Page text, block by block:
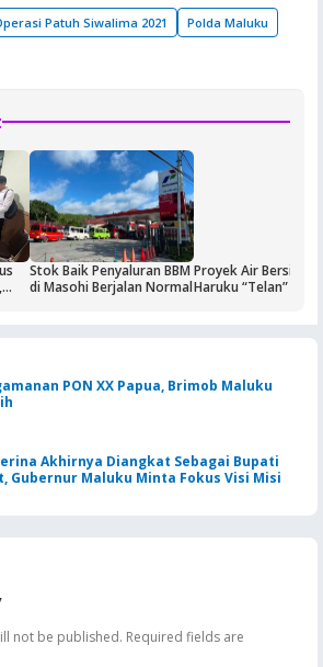
Patuh Siwalima 2021
Polda Maluku
Stok Baik Penyaluran BBM
di Masohi Berjalan Normal
Proyek Air Bersih di
Haruku “Telan” Lima
PON XX Papua, Brimob Maluku
Akhirnya Diangkat Sebagai Bupati
Gubernur Maluku Minta Fokus Visi Misi
not be published. Required fields are